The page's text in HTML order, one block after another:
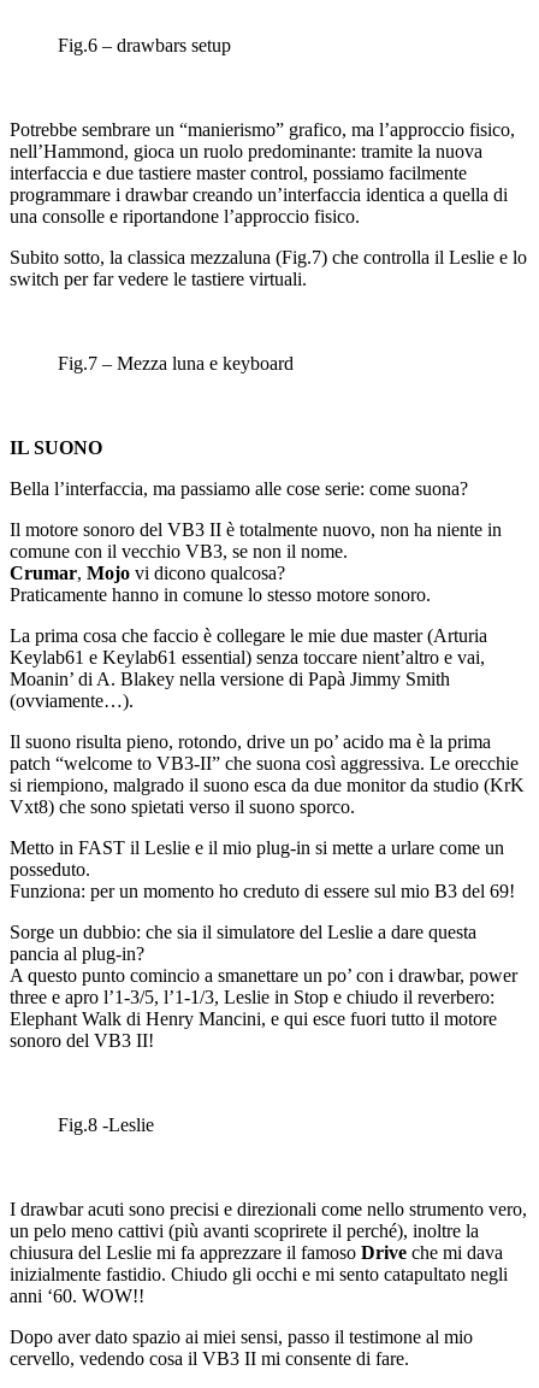
Fig.6 – drawbars setup
Potrebbe sembrare un “manierismo” grafico, ma l’approccio fisico,
nell’Hammond, gioca un ruolo predominante: tramite la nuova
interfaccia e due tastiere master control, possiamo facilmente
programmare i drawbar creando un’interfaccia identica a quella di
una consolle e riportandone l’approccio fisico.
Subito sotto, la classica mezzaluna (Fig.7) che controlla il Leslie e lo
switch per far vedere le tastiere virtuali.
Fig.7 – Mezza luna e keyboard
IL SUONO
Bella l’interfaccia, ma passiamo alle cose serie: come suona?
Il motore sonoro del VB3 II è totalmente nuovo, non ha niente in
comune con il vecchio VB3, se non il nome.
Crumar, Mojo vi dicono qualcosa?
Praticamente hanno in comune lo stesso motore sonoro.
La prima cosa che faccio è collegare le mie due master (Arturia
Keylab61 e Keylab61 essential) senza toccare nient’altro e vai,
Moanin’ di A. Blakey nella versione di Papà Jimmy Smith
(ovviamente…).
Il suono risulta pieno, rotondo, drive un po’ acido ma è la prima
patch “welcome to VB3-II” che suona così aggressiva. Le orecchie
si riempiono, malgrado il suono esca da due monitor da studio (KrK
Vxt8) che sono spietati verso il suono sporco.
Metto in FAST il Leslie e il mio plug-in si mette a urlare come un
posseduto.
Funziona: per un momento ho creduto di essere sul mio B3 del 69!
Sorge un dubbio: che sia il simulatore del Leslie a dare questa
pancia al plug-in?
A questo punto comincio a smanettare un po’ con i drawbar, power
three e apro l’1-3/5, l’1-1/3, Leslie in Stop e chiudo il reverbero:
Elephant Walk di Henry Mancini, e qui esce fuori tutto il motore
sonoro del VB3 II!
Fig.8 -Leslie
I drawbar acuti sono precisi e direzionali come nello strumento vero,
un pelo meno cattivi (più avanti scoprirete il perché), inoltre la
chiusura del Leslie mi fa apprezzare il famoso Drive che mi dava
inizialmente fastidio. Chiudo gli occhi e mi sento catapultato negli
anni ‘60. WOW!!
Dopo aver dato spazio ai miei sensi, passo il testimone al mio
cervello, vedendo cosa il VB3 II mi consente di fare.